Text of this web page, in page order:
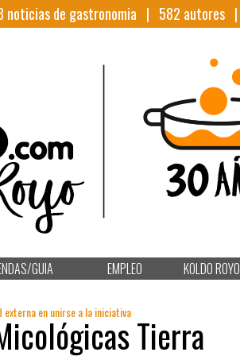
noticias de gastronomia | 582 autores |
GUIA EMPLEO KOLDO ROYO
en unirse a la iniciativa Tierra